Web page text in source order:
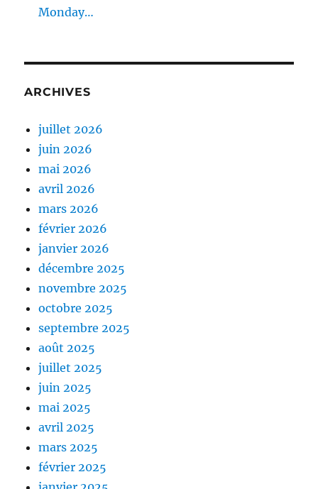
Monday…
ARCHIVES
juillet 2026
juin 2026
mai 2026
avril 2026
mars 2026
février 2026
janvier 2026
décembre 2025
novembre 2025
octobre 2025
septembre 2025
août 2025
juillet 2025
juin 2025
mai 2025
avril 2025
mars 2025
février 2025